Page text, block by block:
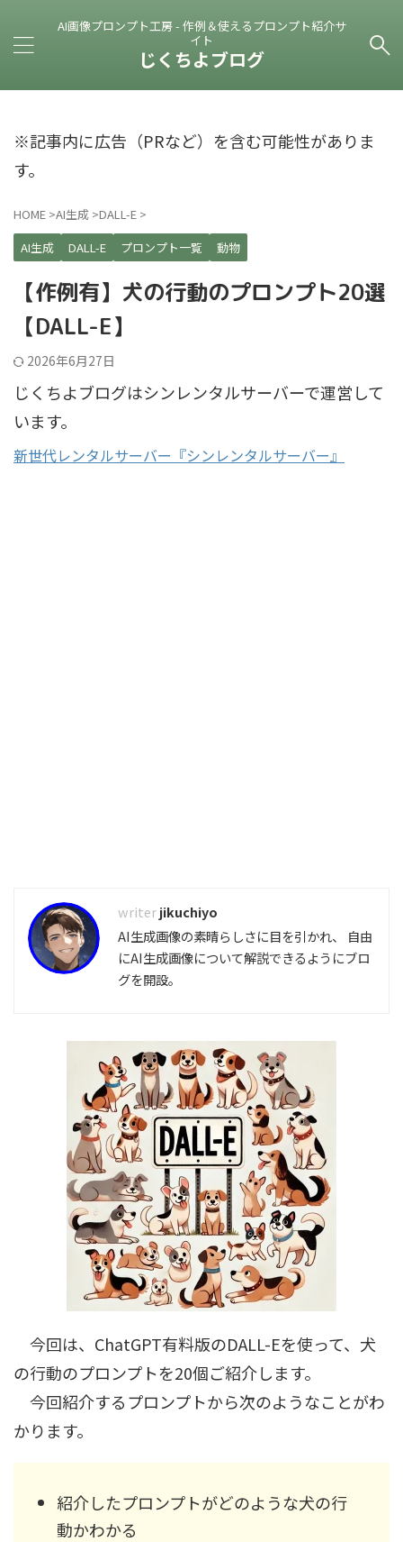
AI画像プロンプト工房 - 作例＆使えるプロンプト紹介サ
イト
じくちよブログ
※記事内に広告（PRなど）を含む可能性がありま
す。
HOME >AI生成 >DALL-E >
AI生成
DALL-E プロンプト一覧 動物
【作例有】犬の行動のプロンプト20選
【DALL-E】
2026年6月27日
じくちよブログはシンレンタルサーバーで運営して
います。
新世代レンタルサーバー『シンレンタルサーバー』
jikuchiyo
AI生成画像の素晴らしさに目を引かれ、 自由
にAI生成画像について解説できるようにブロ
グを開設。
今回は、ChatGPT有料版のDALL-Eを使って、犬
の行動のプロンプトを20個ご紹介します。
今回紹介するプロンプトから次のようなことがわ
かります。
紹介したプロンプトがどのような犬の行
動かわかる